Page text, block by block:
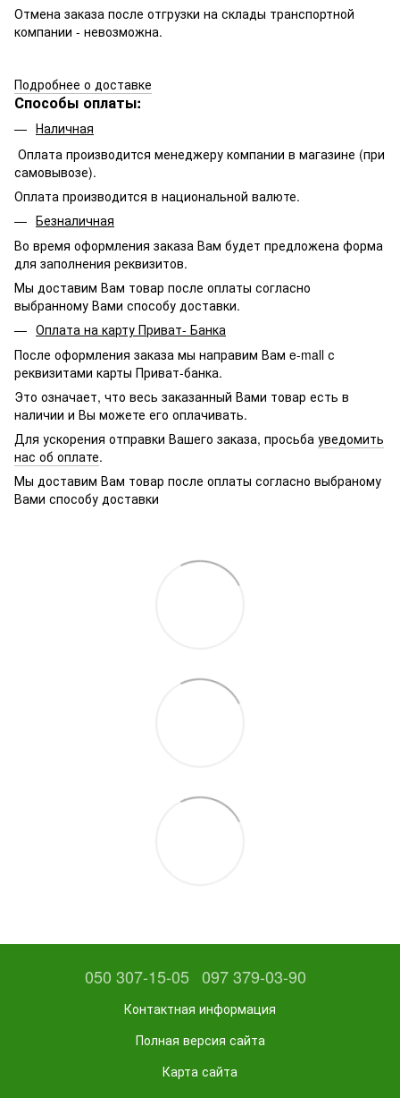
Отмена заказа после отгрузки на склады транспортной
компании - невозможна.
Подробнее о доставке
Способы оплаты:
Наличная
Оплата производится менеджеру компании в магазине (при
самовывозе).
Оплата производится в национальной валюте.
Безналичная
Во время оформления заказа Вам будет предложена форма
для заполнения реквизитов.
Мы доставим Вам товар после оплаты согласно
выбранному Вами способу доставки.
Оплата на карту Приват- Банка
После оформления заказа мы направим Вам e-mall с
реквизитами карты Приват-банка.
Это означает, что весь заказанный Вами товар есть в
наличии и Вы можете его оплачивать.
Для ускорения отправки Вашего заказа, просьба уведомить
нас об оплате.
Мы доставим Вам товар после оплаты согласно выбраному
Вами способу доставки
050 307-15-05 097 379-03-90
Контактная информация
Полная версия сайта
Карта сайта